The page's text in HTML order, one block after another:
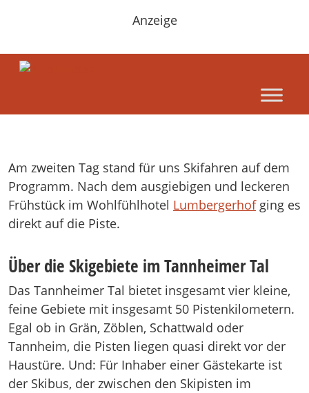
Anzeige
Am zweiten Tag stand für uns Skifahren auf dem
Programm. Nach dem ausgiebigen und leckeren
Frühstück im Wohlfühlhotel Lumbergerhofging es
direkt auf die Piste.
Über die Skigebiete im Tannheimer Tal
Das Tannheimer Tal bietet insgesamt vier kleine,
feine Gebiete mit insgesamt 50 Pistenkilometern.
Egal ob in Grän, Zöblen, Schattwald oder
Tannheim, die Pisten liegen quasi direkt vor der
Haustüre. Und: Für Inhaber einer Gästekarte ist
der Skibus, der zwischen den Skipisten im